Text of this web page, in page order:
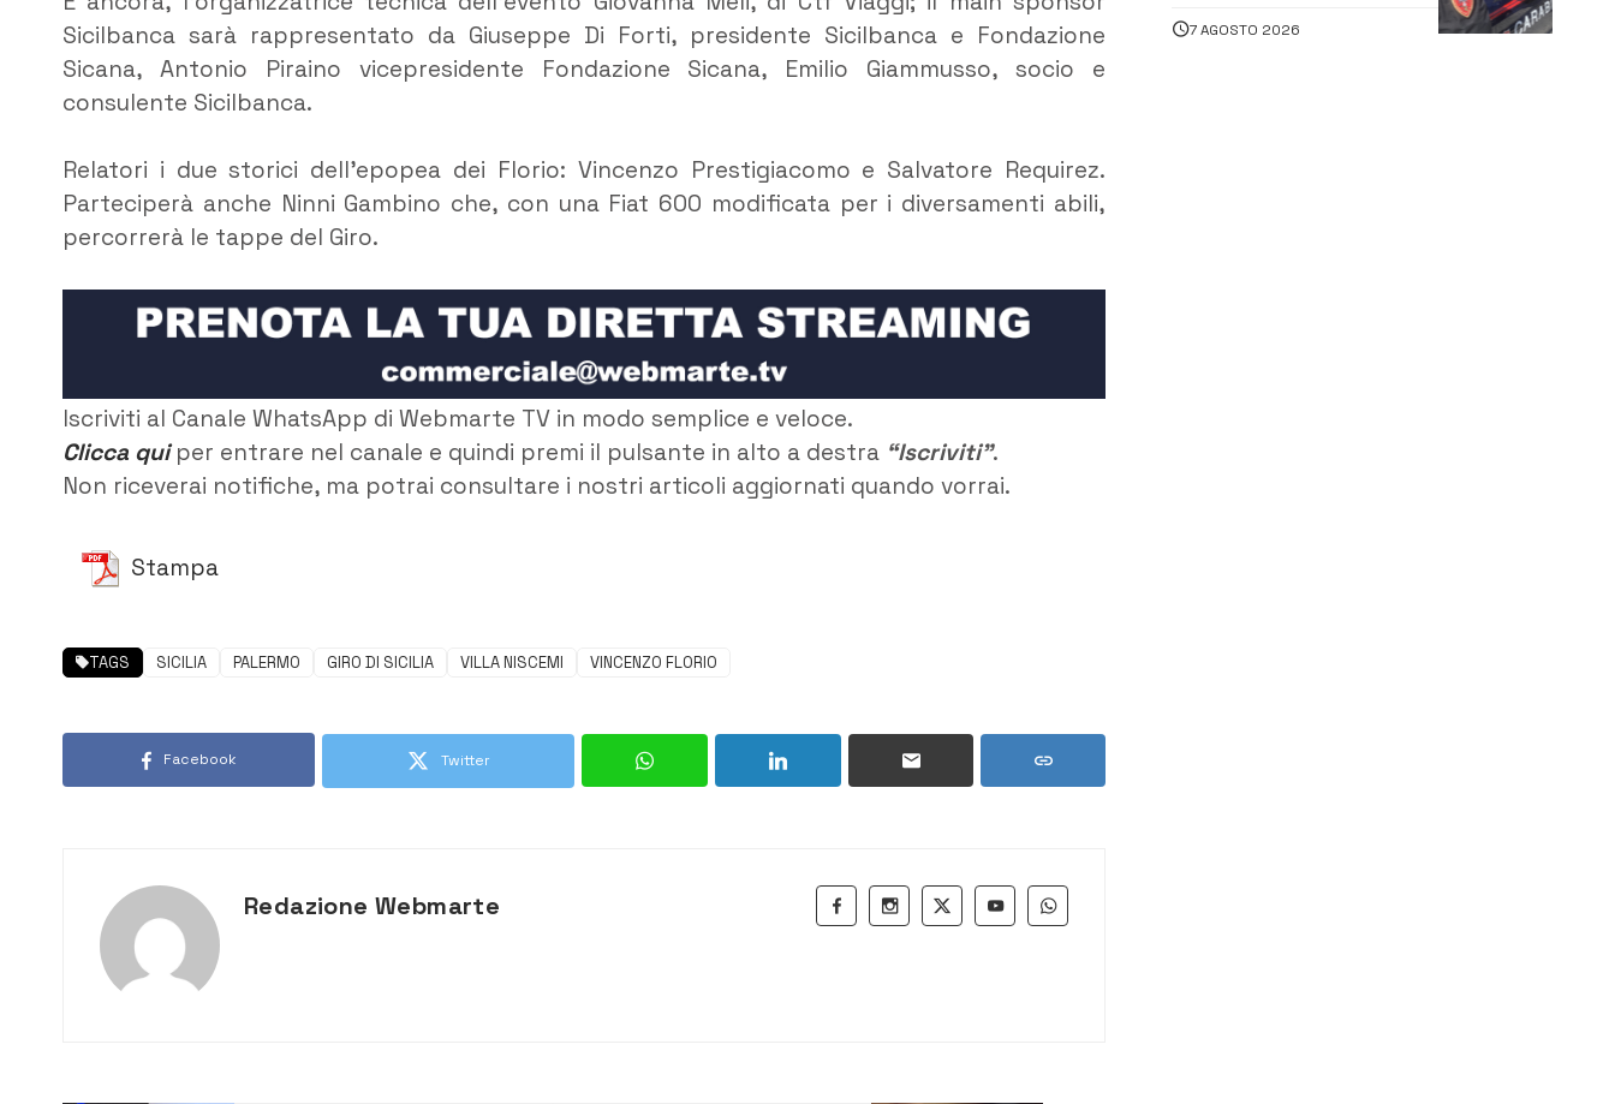
Sicilbanca sarà rappresentato da Giuseppe Di Forti, presidente Sicilbanca e Fondazione
Sicana, Antonio Piraino vicepresidente Fondazione Sicana, Emilio Giammusso, socio e
consulente Sicilbanca.
Relatori i due storici dell’epopea dei Florio: Vincenzo Prestigiacomo e Salvatore Requirez.
Parteciperà anche Ninni Gambino che, con una Fiat 600 modificata per i diversamenti abili,
percorrerà le tappe del Giro.
Iscriviti al Canale WhatsApp di Webmarte TV in modo semplice e veloce.
Clicca quiper entrare nel canale e quindi premi il pulsante in alto a destra “Iscriviti”.
Non riceverai notifiche, ma potrai consultare i nostri articoli aggiornati quando vorrai.
Stampa
TAGS SICILIA PALERMO GIRO DI SICILIA VILLA NISCEMI VINCENZO FLORIO
Facebook Twitter
Redazione Webmarte
7 AGOSTO 2026